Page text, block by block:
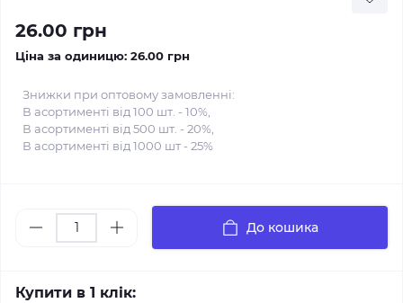
26.00 грн
Ціна за одиницю: 26.00 грн
Знижки при оптовому замовленні:
В асортименті від 100 шт. - 10%,
В асортименті від 500 шт. - 20%,
В асортименті від 1000 шт - 25%
До кошика
Купити в 1 клік: